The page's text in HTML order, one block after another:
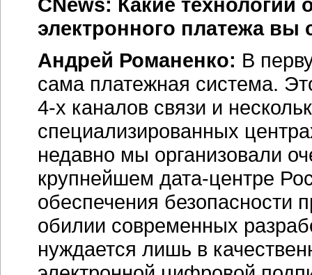
электронного платежа вы
Андрей Романенко: В
сама платежная система.
4-х каналов связи и
специализированных
недавно мы организовали
крупнейшем дата-центре
обеспечения безопасности
обилии современных
нуждается лишь в